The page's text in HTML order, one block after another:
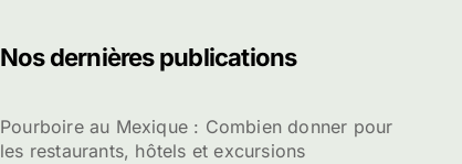
r
e
r
Nos dernières publications
Pourboire au Mexique : Combien donner pour
les restaurants, hôtels et excursions